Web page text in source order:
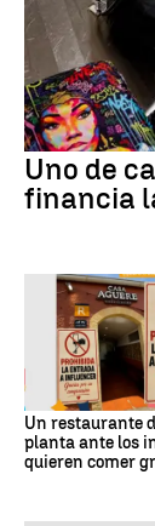
Uno de
financia
Un restaurante
planta ante los
quieren comer